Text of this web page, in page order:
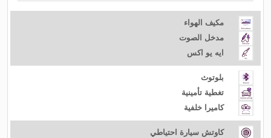
مكيف الهواء
مدخل الصوت
ايه يو اكس
بلوتوث
تغطية تأمينية
كاميرا خلفية
كاوتش سيارة احتياطي